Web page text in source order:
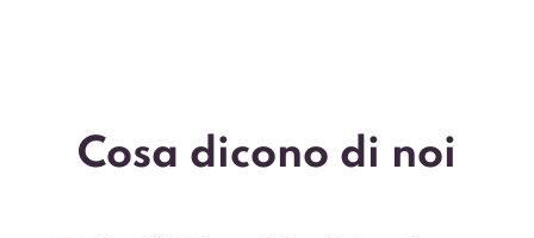
Cosa dicono di noi